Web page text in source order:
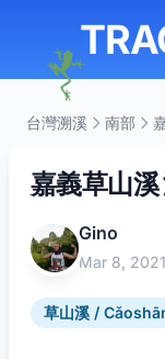
台灣溯溪 南部
嘉義草山
Gino
Mar 8, 2021
草山溪 /